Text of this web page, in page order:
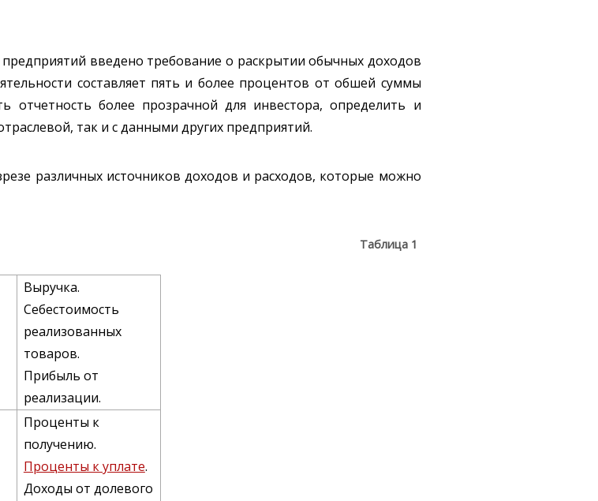
введено требование о раскрытии обычных доходов
составляет пять и более процентов от обшей суммы
отчетность более прозрачной для инвестора, определить и
так и с данными других предприятий.
различных источников доходов и расходов, которые можно
Таблица 1
Выручка.
Себестоимость
реализованных
товаров.
Прибыль от
реализации.
Проценты к
получению.
Проценты к уплате.
Доходы от долевого